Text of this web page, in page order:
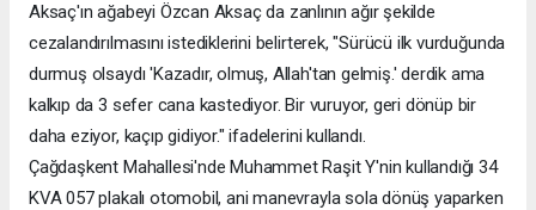
Aksaç'ın ağabeyi Özcan Aksaç da zanlının ağır şekilde
cezalandırılmasını istediklerini belirterek, "Sürücü ilk vurduğunda
durmuş olsaydı 'Kazadır, olmuş, Allah'tan gelmiş.' derdik ama
kalkıp da 3 sefer cana kastediyor. Bir vuruyor, geri dönüp bir
daha eziyor, kaçıp gidiyor." ifadelerini kullandı.
Çağdaşkent Mahallesi'nde Muhammet Raşit Y'nin kullandığı 34
KVA 057 plakalı otomobil, ani manevrayla sola dönüş yaparken